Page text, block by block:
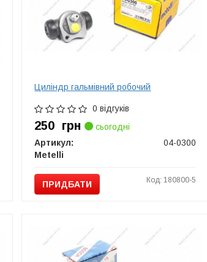
Циліндр гальмівний робочий
0 відгуків
250 грн
сьогодні
Артикул:
04-0300
Metelli
ПРИДБАТИ Код: 180800-5